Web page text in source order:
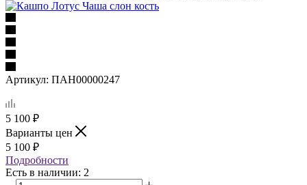
Артикул: ПАН00000247
5 100 ₽
Варианты цен
5 100 ₽
Подробности
Есть в наличии: 2